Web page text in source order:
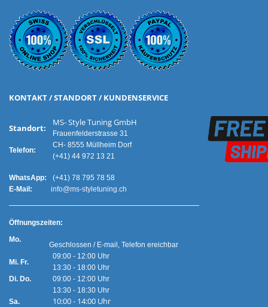
KONTAKT / STANDORT / KUNDENSERVICE
Standort:
Telefon:
MS- Style Tuning GmbH
Frauenfelderstrasse 31
CH- 8555 Müllheim Dorf
(+41) 44 972 13 21
WhatsApp:
(+41) 78 795 78 58
E-Mail:
info@ms-styletuning.ch
Öffnungszeiten:
Mo.
Mi. Fr.
Geschlossen / E-mail, Telefon ereichbar
09:00 - 12:00 Uhr
13:30 - 18:00 Uhr
Di. Do.
Sa.
09:00 - 12:00 Uhr
13:30 - 18:30 Uhr
10:00 - 14:00 Uhr